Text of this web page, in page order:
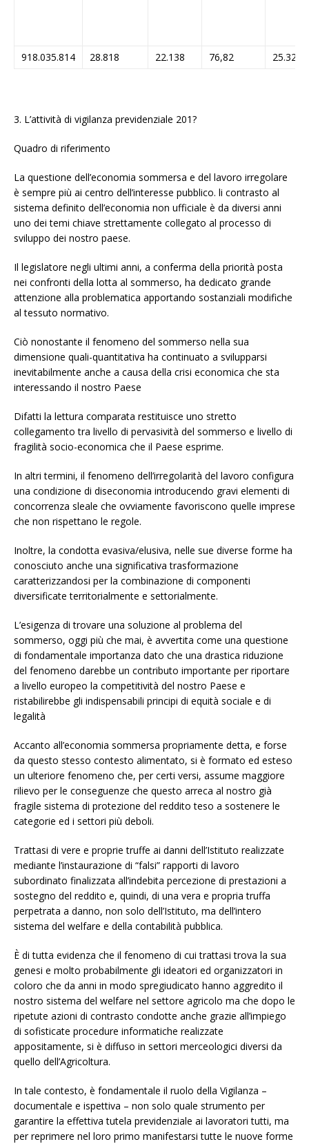
918.035.814 28.818 22.138 76,82 25.321
3. L’attività di vigilanza previdenziale 201?
Quadro di riferimento
La questione dell’economia sommersa e del lavoro irregolare
è sempre più ai centro dell’interesse pubblico. li contrasto al
sistema definito dell’economia non ufficiale è da diversi anni
uno dei temi chiave strettamente collegato al processo di
sviluppo dei nostro paese.
Il legislatore negli ultimi anni, a conferma della priorità posta
nei confronti della lotta al sommerso, ha dedicato grande
attenzione alla problematica apportando sostanziali modifiche
al tessuto normativo.
Ciò nonostante il fenomeno del sommerso nella sua
dimensione quali-quantitativa ha continuato a svilupparsi
inevitabilmente anche a causa della crisi economica che sta
interessando il nostro Paese
Difatti la lettura comparata restituisce uno stretto
collegamento tra livello di pervasività del sommerso e livello di
fragilità socio-economica che il Paese esprime.
In altri termini, il fenomeno dell’irregolarità del lavoro configura
una condizione di diseconomia introducendo gravi elementi di
concorrenza sleale che ovviamente favoriscono quelle imprese
che non rispettano le regole.
Inoltre, la condotta evasiva/elusiva, nelle sue diverse forme ha
conosciuto anche una significativa trasformazione
caratterizzandosi per la combinazione di componenti
diversificate territorialmente e settorialmente.
L’esigenza di trovare una soluzione al problema del
sommerso, oggi più che mai, è avvertita come una questione
di fondamentale importanza dato che una drastica riduzione
del fenomeno darebbe un contributo importante per riportare
a livello europeo la competitività del nostro Paese e
ristabilirebbe gli indispensabili principi di equità sociale e di
legalità
Accanto all’economia sommersa propriamente detta, e forse
da questo stesso contesto alimentato, si è formato ed esteso
un ulteriore fenomeno che, per certi versi, assume maggiore
rilievo per le conseguenze che questo arreca al nostro già
fragile sistema di protezione del reddito teso a sostenere le
categorie ed i settori più deboli.
Trattasi di vere e proprie truffe ai danni dell’Istituto realizzate
mediante l’instaurazione di “falsi” rapporti di lavoro
subordinato finalizzata all’indebita percezione di prestazioni a
sostegno del reddito e, quindi, di una vera e propria truffa
perpetrata a danno, non solo dell’Istituto, ma dell’intero
sistema del welfare e della contabilità pubblica.
È di tutta evidenza che il fenomeno di cui trattasi trova la sua
genesi e molto probabilmente gli ideatori ed organizzatori in
coloro che da anni in modo spregiudicato hanno aggredito il
nostro sistema del welfare nel settore agricolo ma che dopo le
ripetute azioni di contrasto condotte anche grazie all’impiego
di sofisticate procedure informatiche realizzate
appositamente, si è diffuso in settori merceologici diversi da
quello dell’Agricoltura.
In tale contesto, è fondamentale il ruolo della Vigilanza –
documentale e ispettiva – non solo quale strumento per
garantire la effettiva tutela previdenziale ai lavoratori tutti, ma
per reprimere nel loro primo manifestarsi tutte le nuove forme